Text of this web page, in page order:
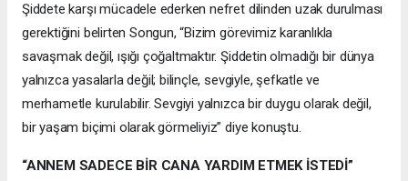
Şiddete karşı mücadele ederken nefret dilinden uzak durulması
gerektiğini belirten Songun, “Bizim görevimiz karanlıkla
savaşmak değil, ışığı çoğaltmaktır. Şiddetin olmadığı bir dünya
yalnızca yasalarla değil; bilinçle, sevgiyle, şefkatle ve
merhametle kurulabilir. Sevgiyi yalnızca bir duygu olarak değil,
bir yaşam biçimi olarak görmeliyiz” diye konuştu.
“ANNEM SADECE BİR CANA YARDIM ETMEK İSTEDİ”